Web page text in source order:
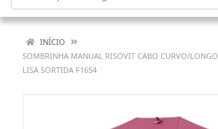
INÍCIO
SOMBRINHA MANUAL RISOVIT CABO CURVO/LONGO
LISA SORTIDA F1654